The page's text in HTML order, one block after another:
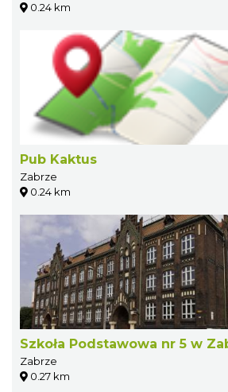
0.24 km
Pub Kaktus
Zabrze
0.24 km
Szkoła Podstawowa nr 5 w
Zabrze
0.27 km